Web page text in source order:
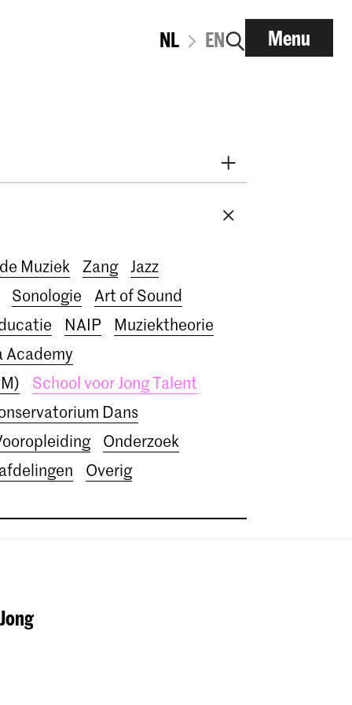
NL EN Menu
200 jaar
Muziek Zang
Jazz
Sonologie
Art of Sound
NAIP
Muziektheorie
Academy
School voor Jong Talent
Dans
Onderzoek
Overig